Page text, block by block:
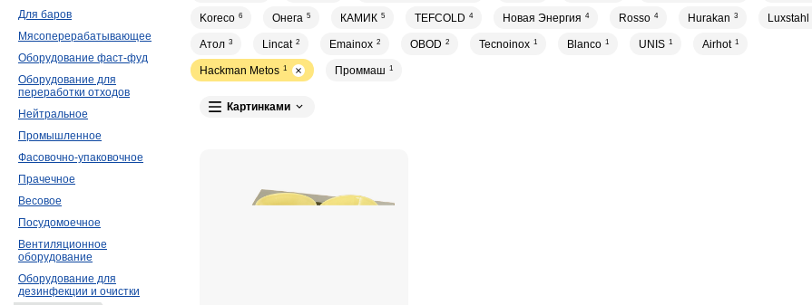
Koreco 6 Онега 5 КАМИК 5 TEFCOLD 4 Новая Энергия 4 Rosso 4 Hurakan 3 Luxstahl
Атол 3 Lincat 2 Emainox 2 OBOD 2 Tecnoinox 1 Blanco 1 UNIS 1 Airhot 1
Hackman Metos 1 Проммаш 1
Картинками
Для баров
Мясоперерабатывающее
Оборудование фаст-фуд
Оборудование для
переработки отходов
Нейтральное
Промышленное
Фасовочно-упаковочное
Прачечное
Весовое
Посудомоечное
Вентиляционное
оборудование
Оборудование для
дезинфекции и очистки